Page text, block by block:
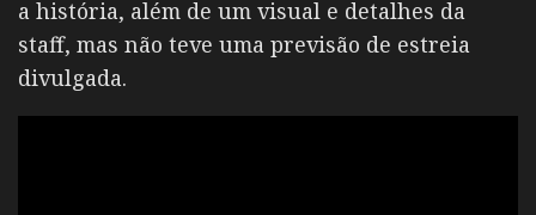
a história, além de um visual e detalhes da
staff, mas não teve uma previsão de estreia
divulgada.